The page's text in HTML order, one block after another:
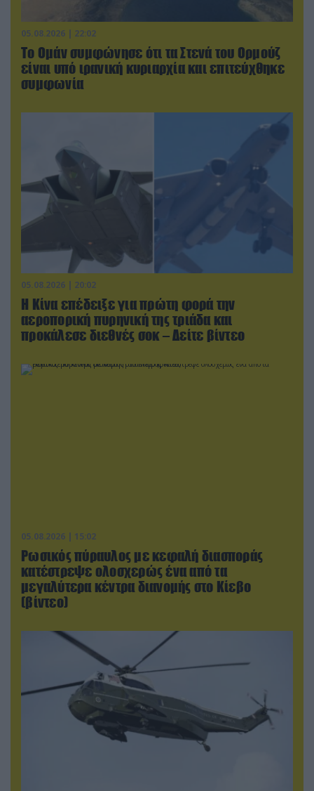
05.08.2026 | 22:02
Το Ομάν συμφώνησε ότι τα Στενά του Ορμούζ
είναι υπό ιρανική κυριαρχία και επιτεύχθηκε
συμφωνία
05.08.2026 | 20:02
Η Κίνα επέδειξε για πρώτη φορά την
αεροπορική πυρηνική της τριάδα και
προκάλεσε διεθνές σοκ – Δείτε βίντεο
05.08.2026 | 15:02
Ρωσικός πύραυλος με κεφαλή διασποράς
κατέστρεψε ολοσχερώς ένα από τα
μεγαλύτερα κέντρα διανομής στο Κίεβο
(βίντεο)